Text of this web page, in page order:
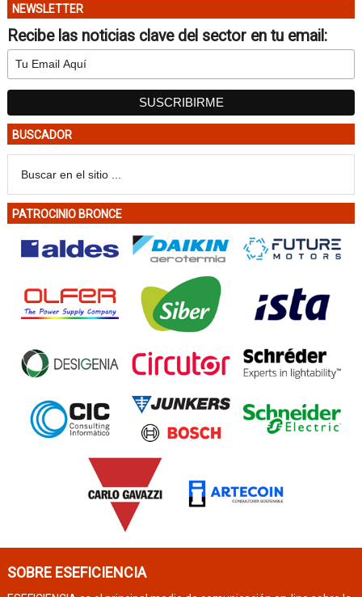
NEWSLETTER
Recibe las noticias clave del sector en tu email:
BUSCADOR
PATROCINIO BRONCE
SOBRE ESEFICIENCIA